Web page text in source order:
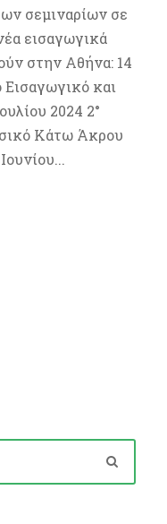
σεμιναρίων σε
εισαγωγικά
στην Αθήνα: 14
Εισαγωγικό και
2024 2°
Κάτω Άκρου